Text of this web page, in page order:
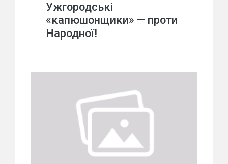
Ужгородські
«капюшонщики» — проти
Народної!